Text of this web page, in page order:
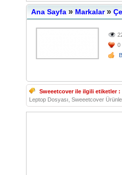
Ana Sayfa » Markalar»
0
Sweeetcover ile ilgili etiketler :
Leptop Dosyası, Sweeetcover